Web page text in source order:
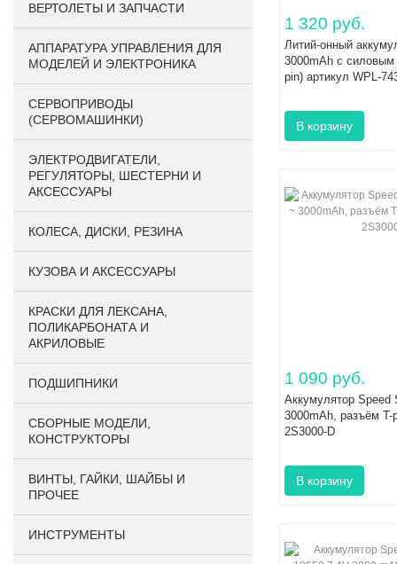
ВЕРТОЛЕТЫ И ЗАПЧАСТИ
АППАРАТУРА УПРАВЛЕНИЯ ДЛЯ
МОДЕЛЕЙ И ЭЛЕКТРОНИКА
СЕРВОПРИВОДЫ
(СЕРВОМАШИНКИ)
ЭЛЕКТРОДВИГАТЕЛИ,
РЕГУЛЯТОРЫ, ШЕСТЕРНИ И
АКСЕССУАРЫ
КОЛЕСА, ДИСКИ, РЕЗИНА
КУЗОВА И АКСЕССУАРЫ
КРАСКИ ДЛЯ ЛЕКСАНА,
ПОЛИКАРБОНАТА И
АКРИЛОВЫЕ
ПОДШИПНИКИ
CБОРНЫЕ МОДЕЛИ,
КОНСТРУКТОРЫ
ВИНТЫ, ГАЙКИ, ШАЙБЫ И
ПРОЧЕЕ
ИНСТРУМЕНТЫ
1 320 руб.
Литий-онный
3000mAh с силовым
pin) артикул WPL-
1 090 руб.
Аккумулятор Speed
3000mAh, разъём T-
2S3000-D